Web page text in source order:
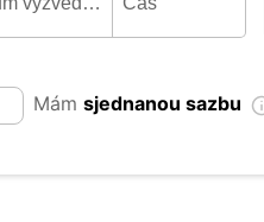
Mám sjednanou sazbu